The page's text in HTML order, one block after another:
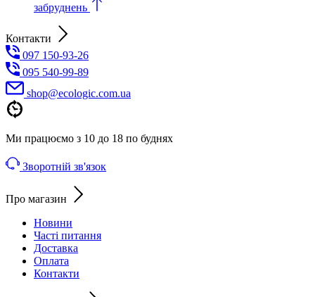
забруднень
Контакти
097 150-93-26
095 540-99-89
shoр@ecologic.com.ua
Ми працюємо з 10 до 18 по буднях
Зворотній зв'язок
Про магазин
Новини
Часті питання
Доставка
Оплата
Контакти